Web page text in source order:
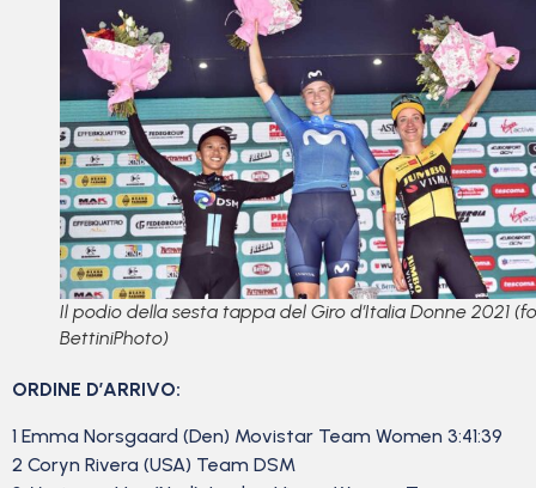
Il podio della sesta tappa del Giro d’Italia Donne 2021
BettiniPhoto)
ORDINE D’ARRIVO:
1 Emma Norsgaard (Den) Movistar Team Women 3:41:39
2 Coryn Rivera (USA) Team DSM